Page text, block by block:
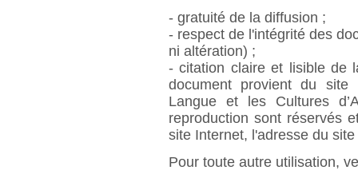
- gratuité de la diffusion ;
- respect de l'intégrité des
ni altération) ;
- citation claire et lisible de
document provient du site
Langue et les Cultures
reproduction sont réservés
site Internet, l'adresse du
Pour toute autre utilisation,